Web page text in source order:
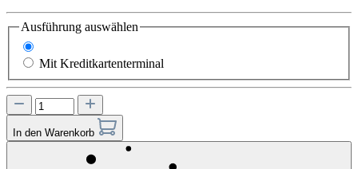
Ausführung auswählen
Mit Kreditkartenterminal
In den Warenkorb